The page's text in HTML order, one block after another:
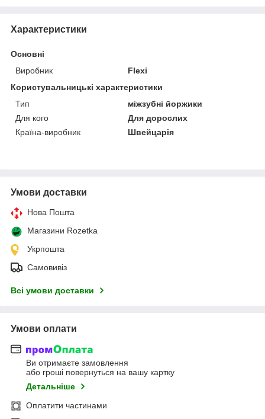
Характеристики
Основні
Виробник
Flexi
Користувальницькі характеристики
Тип
міжзубні йоржики
Для кого
Для дорослих
Країна-виробник
Швейцарія
Умови доставки
Нова Пошта
Магазини Rozetka
Укрпошта
Самовивіз
Всі умови доставки
Умови оплати
Ви отримаєте замовлення
або гроші повернуться на вашу картку
Детальніше
Оплатити частинами